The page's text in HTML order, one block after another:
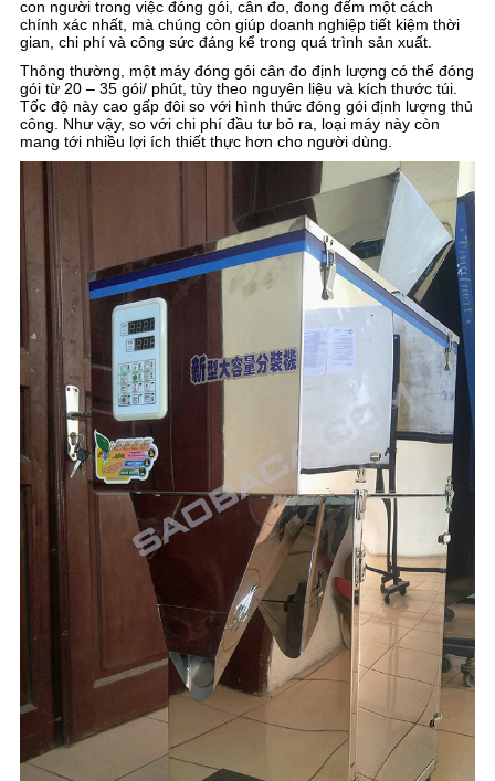
con người trong việc đóng gói, cân đo, đong đếm một cách
chính xác nhất, mà chúng còn giúp doanh nghiệp tiết kiệm thời
gian, chi phí và công sức đáng kể trong quá trình sản xuất.
Thông thường, một máy đóng gói cân đo định lượng có thể đóng
gói từ 20 – 35 gói/ phút, tùy theo nguyên liệu và kích thước túi.
Tốc độ này cao gấp đôi so với hình thức đóng gói định lượng thủ
công. Như vậy, so với chi phí đầu tư bỏ ra, loại máy này còn
mang tới nhiều lợi ích thiết thực hơn cho người dùng.